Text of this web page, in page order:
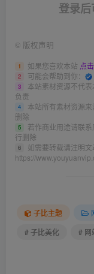
登录
© 版权声明
1 如果您喜欢本站 点
2 可能会帮助到你：
3
本站素材资源不代
负责
4
本站所有素材资源
删除
5 若作商业用途请联
行删除
6
如需要转载请注明文
https://
子比主题
# 子比美化
# 网